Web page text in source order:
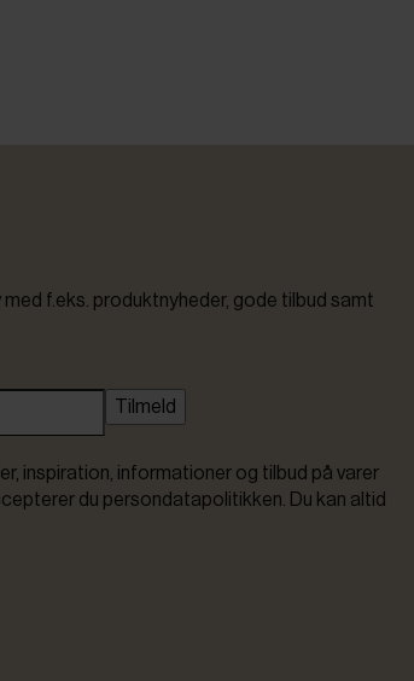
f.eks. produktnyheder, gode tilbud samt
Tilmeld
inspiration, informationer og tilbud på varer
du persondatapolitikken. Du kan altid